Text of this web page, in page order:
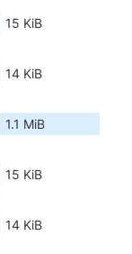
15 KiB
14 KiB
1.1 MiB
15 KiB
14 KiB